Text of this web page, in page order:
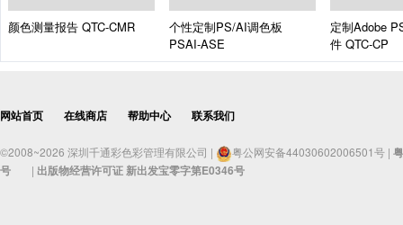
颜色测量报告 QTC-CMR
个性定制PS/AI调色板
PSAI-ASE
定制Adobe
件 QTC-CP
网站首页 在线商店 帮助中心 联系我们
©2008~2026 深圳千通彩色彩管理有限公司 | 粤公网安备44030602006501号 |
号
| 出版物经营许可证 新出发宝零字第E0346号